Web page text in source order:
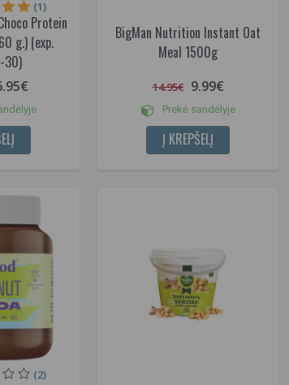
Protein
g.) (exp.
30)
(1)
BigMan Nutrition Instant Oat
Meal 1500g
14.95€ 9.99€
Prekė sandėlyje
Į KREPŠELĮ
(2)